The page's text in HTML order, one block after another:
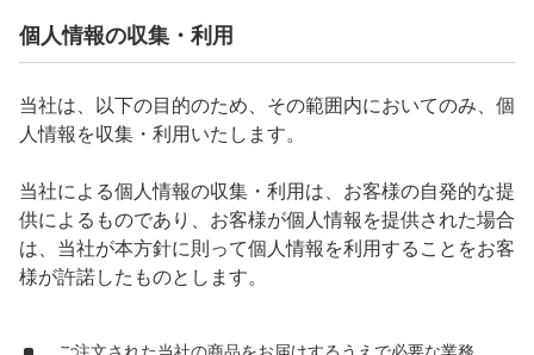
個人情報の収集・利用
当社は、以下の目的のため、その範囲内においてのみ、個
人情報を収集・利用いたします。
当社による個人情報の収集・利用は、お客様の自発的な提
供によるものであり、お客様が個人情報を提供された場合
は、当社が本方針に則って個人情報を利用することをお客
様が許諾したものとします。